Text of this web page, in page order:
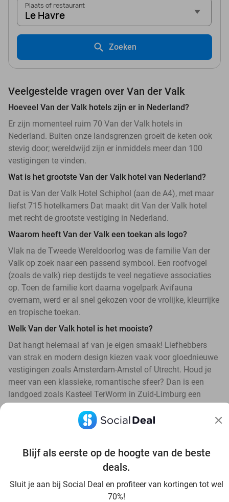
Blijf als eerste op de hoogte van de beste
deals.
Sluit je aan bij Social Deal en profiteer van kortingen tot wel
70%!
Plaats of restaurant
Le Havre
Zoeken
Veelgestelde vragen over Van der Valk
Hoeveel Van der Valk hotels zijn er in Nederland?
Er zijn momenteel ruim 70 Van der Valk hotels in
Nederland. Buiten onze landsgrenzen groeit de keten ook
stevig door; wereldwijd zijn er inmiddels meer dan 100
vestigingen te vinden.
Wat is het grootste Van der Valk hotel van Nederland?
Dat is Van der Valk Hotel Schiphol (aan de A4), met maar
liefst 715 hotelkamers Dat maakt dit Van der Valk hotel
met recht de grootste vestiging in Nederland.
Waarom heeft Van der Valk een toekan als logo?
Vlak na de Tweede Wereldoorlog was de familie Van der
Valk op zoek naar een passend symbool. Een roofvogel
(zoals de valk) riep destijds te veel negatieve associaties
op. Toen de familie kort daarna vogelpark Avifauna
overnam, werd er al snel gekozen voor de vrolijke, kleurrijke
en tropische toekan.
Welk Van der Valk hotel is het mooiste?
Dat hangt helemaal af van je eigen smaak! Liefhebbers
van strak en modern design kiezen vaak voor gloednieuwe
vestigingen zoals Amsterdam-Amstel of Utrecht. Houd je
meer van een klassieke, romantische sfeer? Dan is een
landgoed zoals Kasteel TerWorm in Zuid-Limburg een
Ontdek alle topdeals in jouw omgeving